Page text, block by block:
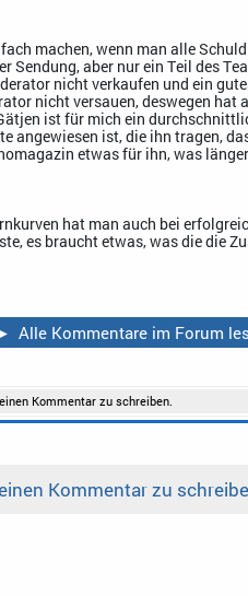
machen, wenn man alle
Sendung, aber nur ein Teil des
nicht verkaufen und ein
nicht versauen, deswegen hat
ist für mich ein
angewiesen ist, die ihn tragen,
etwas für ihn, was
hat man auch bei
es braucht etwas, was die die
Alle Kommentare im Forum